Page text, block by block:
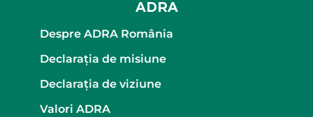
ADRA
Despre ADRA România
Declaraţia de misiune
Declaraţia de viziune
Valori ADRA